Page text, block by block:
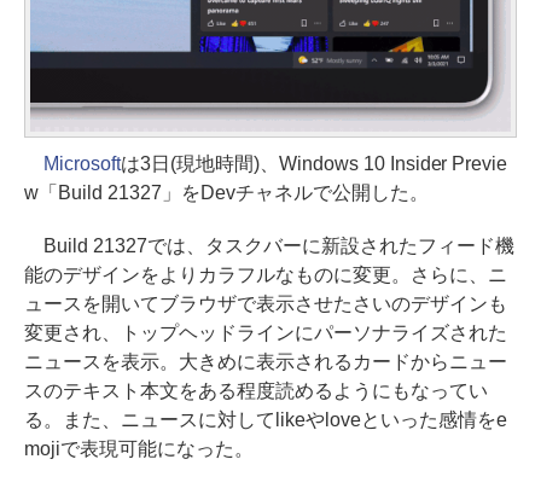
Microsoftは3日(現地時間)、Windows 10 Insider Previe
w「Build 21327」をDevチャネルで公開した。
Build 21327では、タスクバーに新設されたフィード機
能のデザインをよりカラフルなものに変更。さらに、ニ
ュースを開いてブラウザで表示させたさいのデザインも
変更され、トップヘッドラインにパーソナライズされた
ニュースを表示。大きめに表示されるカードからニュー
スのテキスト本文をある程度読めるようにもなってい
る。また、ニュースに対してlikeやloveといった感情をe
mojiで表現可能になった。